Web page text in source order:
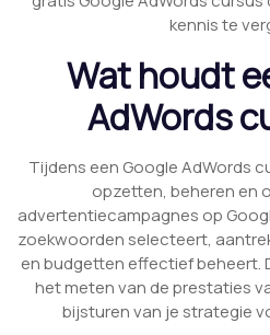
kennis te
Wat houdt
AdWords
Tijdens een Google AdWords
opzetten, beheren en
advertentiecampagnes op
zoekwoorden selecteert,
en budgetten effectief beheert.
het meten van de prestaties
bijsturen van je strategie